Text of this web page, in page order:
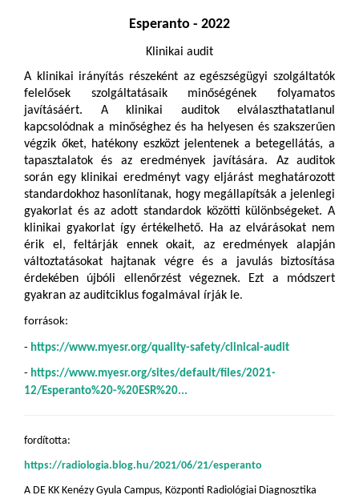
Esperanto - 2022
Klinikai audit
A klinikai irányítás részeként az egészségügyi szolgáltatók
felelősek szolgáltatásaik minőségének folyamatos
javításáért. A klinikai auditok elválaszthatatlanul
kapcsolódnak a minőséghez és ha helyesen és szakszerűen
végzik őket, hatékony eszközt jelentenek a betegellátás, a
tapasztalatok és az eredmények javítására. Az auditok
során egy klinikai eredményt vagy eljárást meghatározott
standardokhoz hasonlítanak, hogy megállapítsák a jelenlegi
gyakorlat és az adott standardok közötti különbségeket. A
klinikai gyakorlat így értékelhető. Ha az elvárásokat nem
érik el, feltárják ennek okait, az eredmények alapján
változtatásokat hajtanak végre és a javulás biztosítása
érdekében újbóli ellenőrzést végeznek. Ezt a módszert
gyakran az auditciklus fogalmával írják le.
források:
- https://www.myesr.org/quality-safety/clinical-audit
- https://www.myesr.org/sites/default/files/2021-
12/Esperanto%20-%20ESR%20...
fordította:
https://radiologia.blog.hu/2021/06/21/esperanto
A DE KK Kenézy Gyula Campus, Központi Radiológiai Diagnosztika